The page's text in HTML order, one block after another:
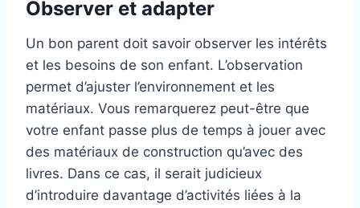
Observer et adapter
Un bon parent doit savoir observer les intérêts
et les besoins de son enfant. L’observation
permet d’ajuster l’environnement et les
matériaux. Vous remarquerez peut-être que
votre enfant passe plus de temps à jouer avec
des matériaux de construction qu’avec des
livres. Dans ce cas, il serait judicieux
d’introduire davantage d’activités liées à la